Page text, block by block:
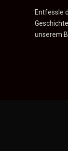
Entfessle
unserem